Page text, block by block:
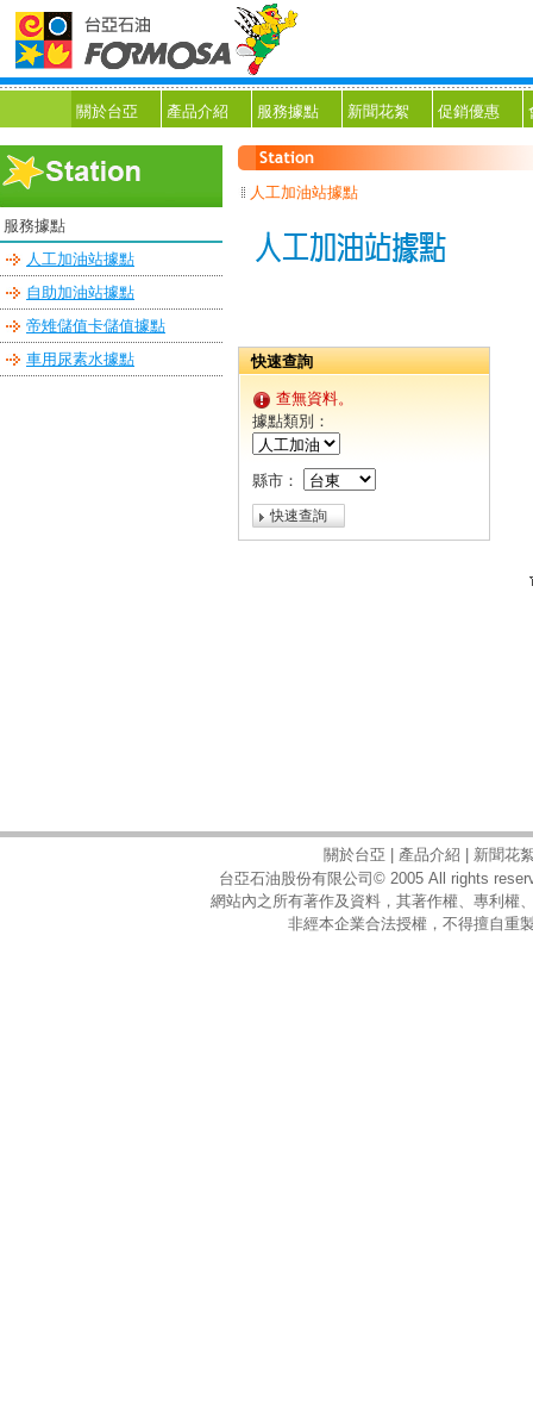
關於台亞 產品介紹 服務據點 新聞花絮 促銷優惠
服務據點
人工加油站據點
自助加油站據點
帝雉儲值卡儲值據點
車用尿素水據點
人工加油站據點
快速查詢
查無資料。
據點類別：
縣市：
快速查詢
關於台亞 產品介紹
新聞花
台亞石油股份有限公司© 2005 All rights
網站內之所有著作及資料，其著作權、專利權
非經本企業合法授權，不得擅自重